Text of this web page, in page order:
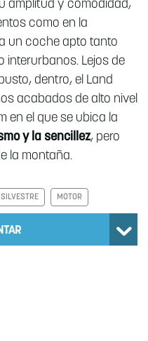
amplitud y comodidad,
como en la
un coche apto tanto
interurbanos. Lejos de
dentro, el Land
acabados de alto nivel
en el que se ubica la
y la sencillez, pero
la montaña.
SILVESTRE MOTOR